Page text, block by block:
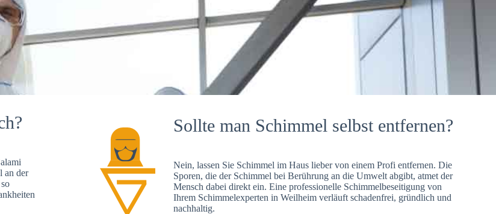
an der
Sollte man Schimmel selbst entfernen?
Nein, lassen Sie Schimmel im Haus lieber von einem Profi entfernen. Die
Sporen, die der Schimmel bei Berührung an die Umwelt abgibt, atmet der
Mensch dabei direkt ein. Eine professionelle Schimmelbeseitigung von
Ihrem Schimmelexperten in Weilheim verläuft schadenfrei, gründlich und
nachhaltig.